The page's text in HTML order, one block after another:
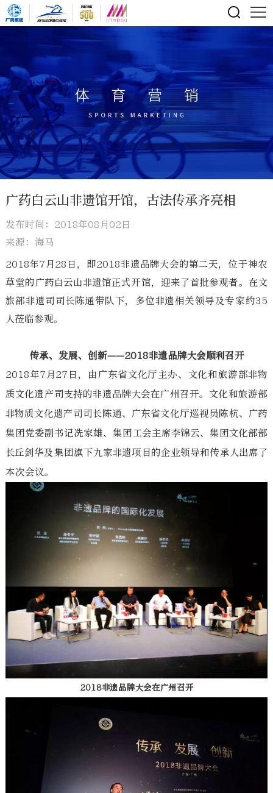
广药白云山非遗馆开馆，古法传承齐亮相
发布时间：2018年08月02日
来源：海马
2018年7月28日，即2018非遗品牌大会的第二天，位于神农
草堂的广药白云山非遗馆正式开馆，迎来了首批参观者。在文
旅部非遗司司长陈通带队下，多位非遗相关领导及专家约35
人莅临参观。
传承、发展、创新——2018非遗品牌大会顺利召开
2018年7月27日，由广东省文化厅主办、文化和旅游部非物
质文化遗产司支持的非遗品牌大会在广州召开。文化和旅游部
非物质文化遗产司司长陈通、广东省文化厅巡视员陈杭、广药
集团党委副书记冼家雄、集团工会主席李锦云、集团文化部部
长丘剑华及集团旗下九家非遗项目的企业领导和传承人出席了
本次会议。
2018非遗品牌大会在广州召开